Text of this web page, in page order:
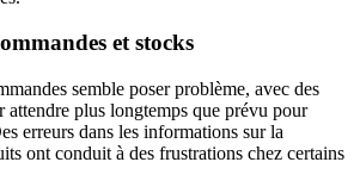
et stocks
semble poser problème, avec des
attendre plus longtemps que prévu pour
erreurs dans les informations sur la
ont conduit à des frustrations chez certains